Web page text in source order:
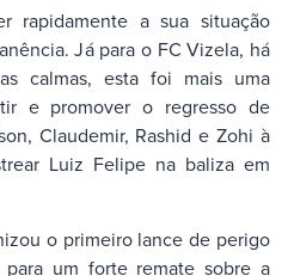
rapidamente a sua situação
Já para o FC Vizela, há
calmas, esta foi mais uma
e promover o regresso de
Claudemir, Rashid e Zohi à
Luiz Felipe na baliza em
o primeiro lance de perigo
um forte remate sobre a